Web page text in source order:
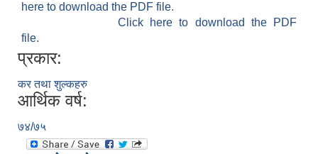
here to download the PDF file.
Click here to download the PDF
file.
प्रकार:
कर तथा शुल्कहरु
आर्थिक वर्ष:
७४/७५